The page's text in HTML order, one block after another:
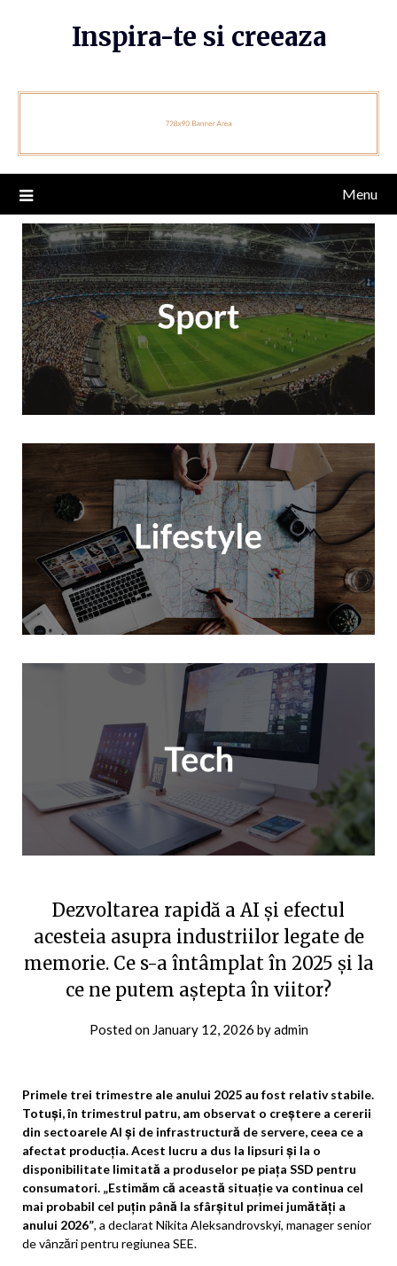
Inspira-te si creeaza
Menu
Dezvoltarea rapidă a AI și efectul
acesteia asupra industriilor legate de
memorie. Ce s-a întâmplat în 2025 și la
ce ne putem aștepta în viitor?
Posted on January 12, 2026 byadmin
Primele trei trimestre ale anului 2025 au fost relativ stabile.
Totuși, în trimestrul patru, am observat o creștere a cererii
din sectoarele AI și de infrastructură de servere, ceea ce a
afectat producția. Acest lucru a dus la lipsuri și la o
disponibilitate limitată a produselor pe piața SSD pentru
consumatori. „Estimăm că această situație va continua cel
mai probabil cel puțin până la sfârșitul primei jumătăți a
anului 2026”, a declarat Nikita Aleksandrovskyi, manager senior
de vânzări pentru regiunea SEE.